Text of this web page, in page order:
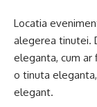
Locatia
alegerea tinutei.
eleganta, cum ar
o tinuta
elegant.